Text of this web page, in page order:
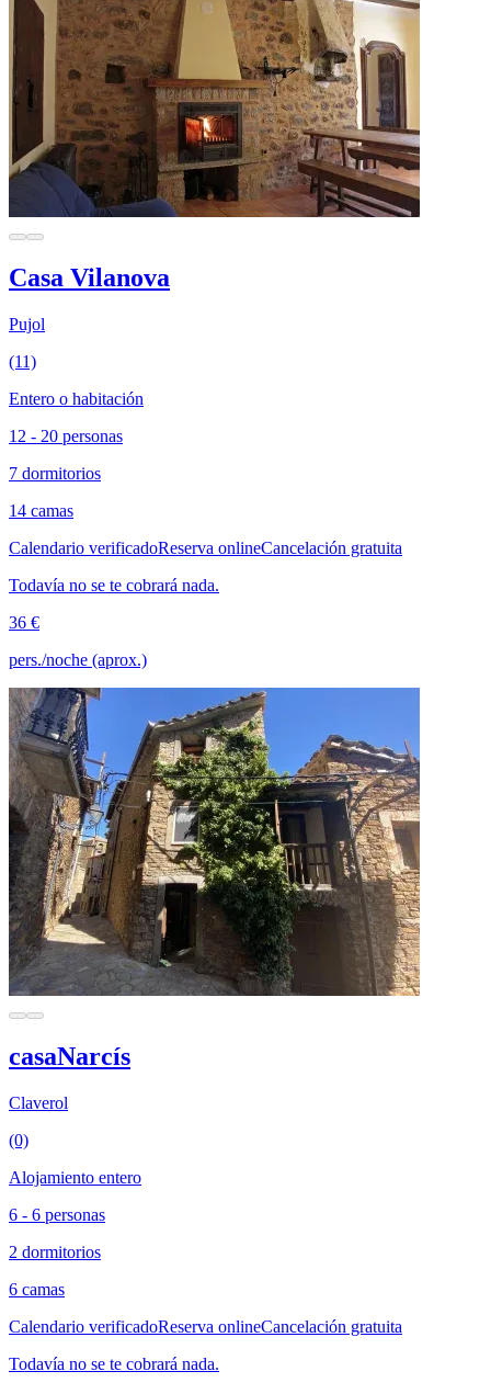
Casa Vilanova
Pujol
(11)
Entero o habitación
12 - 20 personas
7 dormitorios
14 camas
Calendario verificadoReserva onlineCancelación gratuita
Todavía no se te cobrará nada.
36 €
pers./noche (aprox.)
casaNarcís
Claverol
(0)
Alojamiento entero
6 - 6 personas
2 dormitorios
6 camas
Calendario verificadoReserva onlineCancelación gratuita
Todavía no se te cobrará nada.